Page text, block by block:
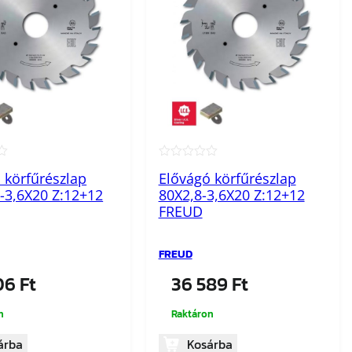
körfűrészlap
3,6X20 Z:12+12
Ft
Elővágó körfűrészlap
80X2,8-3,6X20 Z:12+12
FREUD
FREUD
36 589 Ft
Raktáron
Kosárba